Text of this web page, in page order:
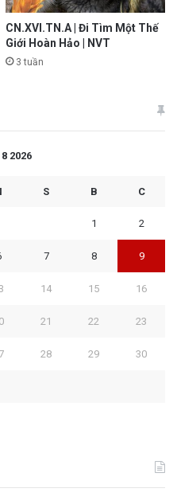
CN.XVI.TN.A | Đi Tìm Một Thế
Giới Hoàn Hảo | NVT
3 tuần
2026
S B C
1 2
7 8 9
14 15 16
21 22 23
28 29 30